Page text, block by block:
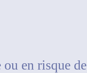
en risque de